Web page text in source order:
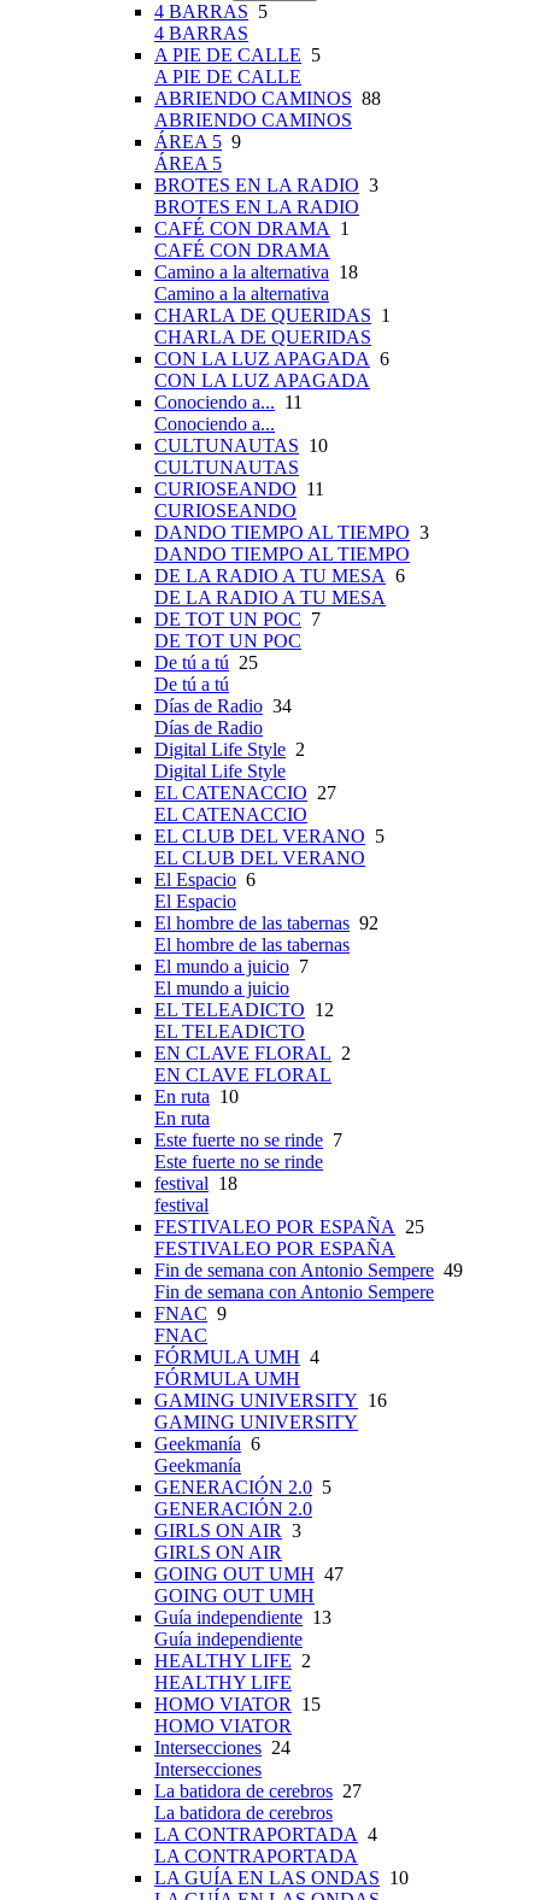
4 BARRAS 5
4 BARRAS
A PIE DE CALLE 5
A PIE DE CALLE
ABRIENDO CAMINOS 88
ABRIENDO CAMINOS
ÁREA 5 9
ÁREA 5
BROTES EN LA RADIO 3
BROTES EN LA RADIO
CAFÉ CON DRAMA
1
CAFÉ CON DRAMA
Camino a la alternativa 18
Camino a la alternativa
CHARLA DE QUERIDAS 1
CHARLA DE QUERIDAS
CON LA LUZ APAGADA 6
CON LA LUZ APAGADA
Conociendo a... 11
Conociendo a...
CULTUNAUTAS 10
CULTUNAUTAS
CURIOSEANDO 11
CURIOSEANDO
DANDO TIEMPO AL TIEMPO 3
DANDO TIEMPO AL TIEMPO
DE LA RADIO A TU MESA 6
DE LA RADIO A TU MESA
DE TOT UN POC 7
DE TOT UN POC
De tú a tú 25
De tú a tú
Días de Radio 34
Días de Radio
Digital Life Style 2
Digital Life Style
EL CATENACCIO 27
EL CATENACCIO
EL CLUB DEL VERANO 5
EL CLUB DEL VERANO
El Espacio 6
El Espacio
El hombre de las tabernas 92
El hombre de las tabernas
El mundo a juicio 7
El mundo a juicio
EL TELEADICTO 12
EL TELEADICTO
EN CLAVE FLORAL 2
EN CLAVE FLORAL
En ruta 10
En ruta
Este fuerte no se rinde 7
Este fuerte no se rinde
festival 18
festival
FESTIVALEO POR ESPAÑA
25
FESTIVALEO POR ESPAÑA
Fin de semana con Antonio Sempere 49
Fin de semana con Antonio Sempere
FNAC 9
FNAC
FÓRMULA UMH 4
FÓRMULA UMH
GAMING UNIVERSITY 16
GAMING UNIVERSITY
Geekmanía 6
Geekmanía
GENERACIÓN 2.0 5
GENERACIÓN 2.0
GIRLS ON AIR 3
GIRLS ON AIR
GOING OUT UMH 47
GOING OUT UMH
Guía independiente 13
Guía independiente
HEALTHY LIFE 2
HEALTHY LIFE
HOMO VIATOR
15
HOMO VIATOR
Intersecciones 24
Intersecciones
La batidora de cerebros 27
La batidora de cerebros
LA CONTRAPORTADA 4
LA CONTRAPORTADA
LA GUÍA EN LAS ONDAS 10